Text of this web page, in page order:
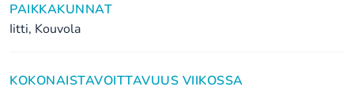
PAIKKAKUNNAT
Iitti, Kouvola
KOKONAISTAVOITTAVUUS VIIKOSSA